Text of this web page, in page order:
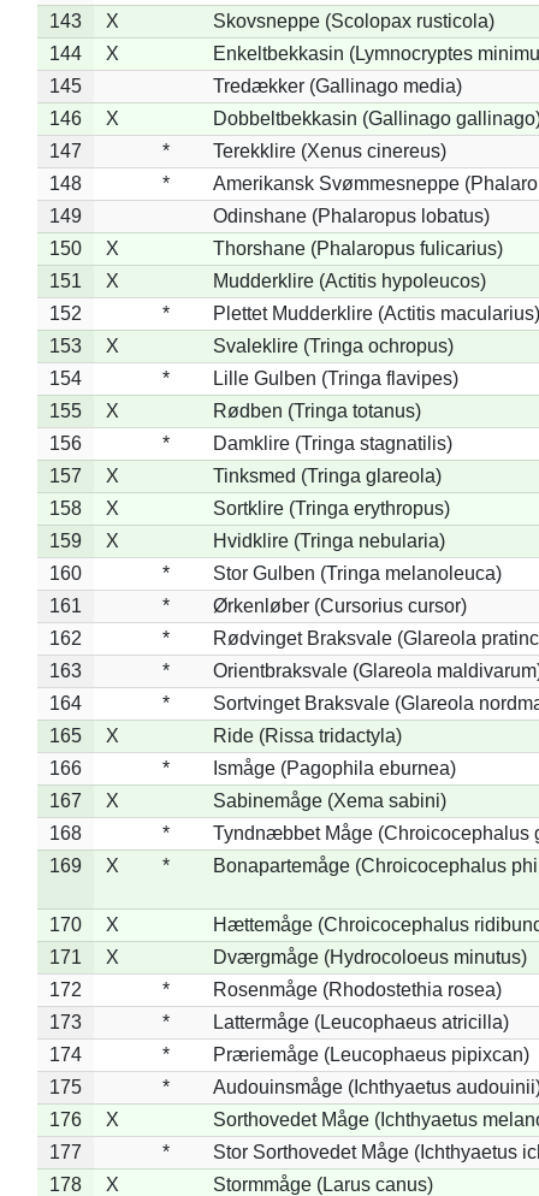
143
X
Skovsneppe (Scolopax rusticola)
144
X
Enkeltbekkasin (Lymnocryptes
145
Tredækker (Gallinago media)
146
X
Dobbeltbekkasin (Gallinago
147
*
Terekklire (Xenus cinereus)
148
*
Amerikansk Svømmesneppe
149
Odinshane (Phalaropus lobatus)
150
X
Thorshane (Phalaropus fulicarius)
151
X
Mudderklire (Actitis hypoleucos)
152
*
Plettet Mudderklire (Actitis macularius)
153
X
Svaleklire (Tringa ochropus)
154
*
Lille Gulben (Tringa flavipes)
155
X
Rødben (Tringa totanus)
156
*
Damklire (Tringa stagnatilis)
157
X
Tinksmed (Tringa glareola)
158
X
Sortklire (Tringa erythropus)
159
X
Hvidklire (Tringa nebularia)
160
*
Stor Gulben (Tringa melanoleuca)
161
*
Ørkenløber (Cursorius cursor)
162
*
Rødvinget Braksvale (Glareola
163
*
Orientbraksvale (Glareola
164
*
Sortvinget Braksvale (Glareola
165
X
Ride (Rissa tridactyla)
166
*
Ismåge (Pagophila eburnea)
167
X
Sabinemåge (Xema sabini)
168
*
Tyndnæbbet Måge (Chroicocephalus
169
X * Bonapartemåge (Chroicocephalus
170 X
Hættemåge (Chroicocephalus
171
X
Dværgmåge (Hydrocoloeus minutus)
172
*
Rosenmåge (Rhodostethia rosea)
173
*
Lattermåge (Leucophaeus atricilla)
174
*
Præriemåge (Leucophaeus pipixcan)
175
*
Audouinsmåge (Ichthyaetus
176
X
Sorthovedet Måge (Ichthyaetus
177
*
Stor Sorthovedet Måge (Ichthyaetus
178
X
Stormmåge (Larus canus)